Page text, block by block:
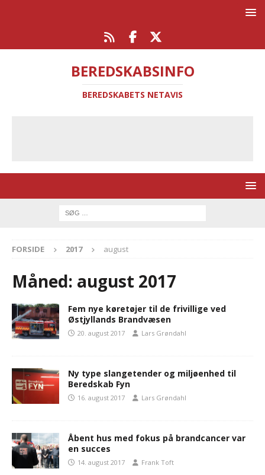
BEREDSKABSINFO
BEREDSKABETS NETAVIS
FORSIDE 2017 august
Måned: august 2017
Fem nye køretøjer til de frivillige ved
Østjyllands Brandvæsen
20. august 2017 Lars Grøndahl
Ny type slangetender og miljøenhed til
Beredskab Fyn
16. august 2017 Lars Grøndahl
Åbent hus med fokus på brandcancer var
en succes
14. august 2017 Frank Toft